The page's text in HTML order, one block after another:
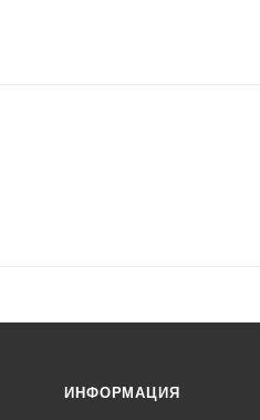
ИНФОРМАЦИЯ